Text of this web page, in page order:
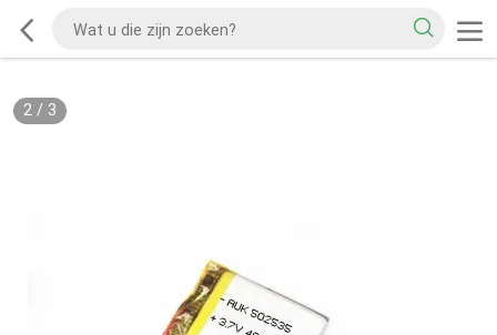
2/ 3